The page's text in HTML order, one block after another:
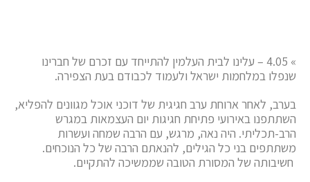
» 4.05 – עלינו לבית העלמין להתייחד עם זכרם של חברינו
שנפלו במלחמות ישראל ולעמוד לכבודם בעת הצפירה.
בערב, לאחר ארוחת ערב חגיגית של דוכני אוכל מגוונים להפליא,
השתתפנו באירועי פתיחת חגיגות יום העצמאות במגרש
הרב-תכליתי. היה נאה, מרגש, עם הרבה שמחה ועשרות
משתתפים בני כל הגילים, להנאתם הרבה של כל הנוכחים.
חשיבותה של המסורת הטובה שממשיכה להתקיים.